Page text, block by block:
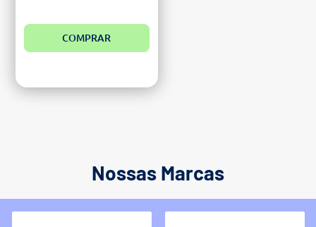
COMPRAR
Nossas Marcas